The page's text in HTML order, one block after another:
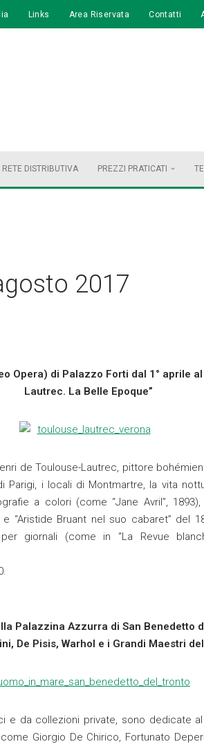
Links Area Riservata Contatti
RETE DISTRIBUTIVA PREZZI PRATICATI
2017
Opera) di Palazzo Forti dal 1° aprile
Lautrec. La Belle Epoque”
de Toulouse-Lautrec, pittore
i locali di Montmartre, la vita
a colori (come “Jane Avril”,
“Aristide Bruant nel suo cabaret” del
giornali (come in “La Revue
Palazzina Azzurra di San Benedetto
De Pisis, Warhol e i Grandi Maestri
e da collezioni private, sono dedicate
Giorgio De Chirico, Fortunato